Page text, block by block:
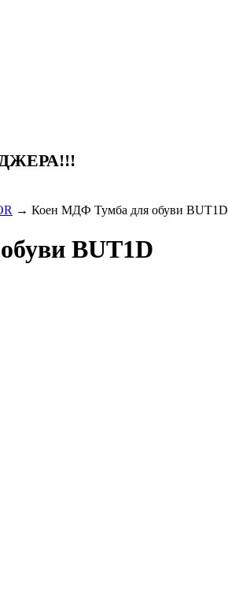
→ Коен МДФ Тумба для обуви BUT1D
BUT1D